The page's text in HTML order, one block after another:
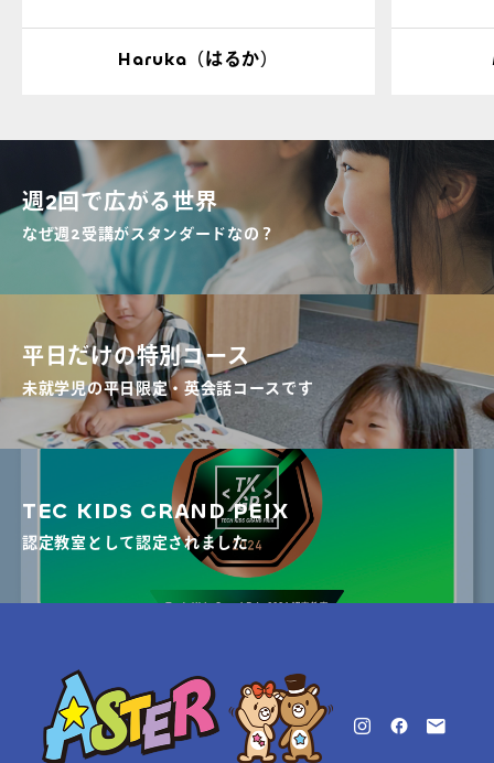
語を使ってどんどん世界に羽ばた
Haruka（はるか）
週2回で広がる世界
なぜ週2受講がスタンダードなの？
平日だけの特別コース
未就学児の平日限定・英会話コースです
TEC KIDS GRAND PEIX
認定教室として認定されました